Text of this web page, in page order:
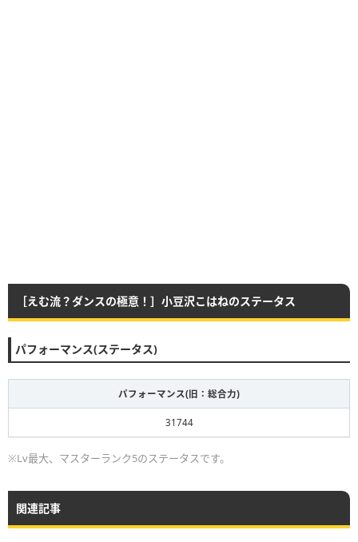
［えむ流？ダンスの極意！］小豆沢こはねのステータス
パフォーマンス(ステータス)
パフォーマンス(旧：総合力)
31744
※Lv最大、マスターランク5のステータスです。
関連記事